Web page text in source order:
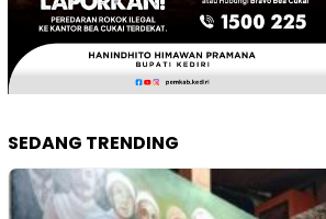
SEDANG TRENDING